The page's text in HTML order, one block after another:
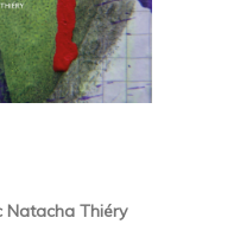
Natacha Thiéry